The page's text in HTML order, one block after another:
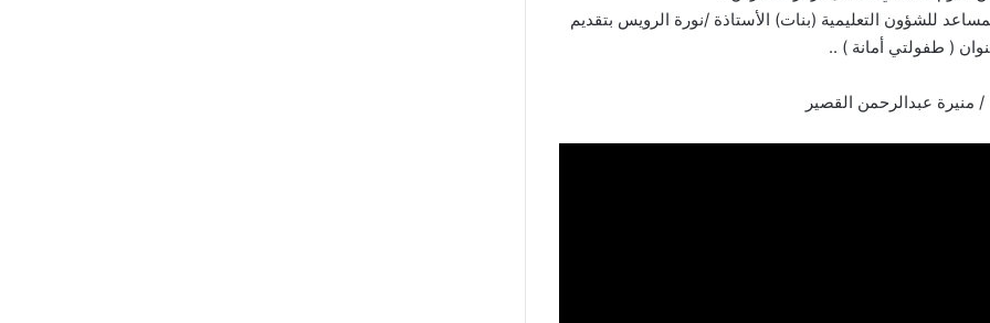
للشؤون التعليمية (بنات) الأستاذة /نورة الرويس بتقديم
( طفولتي أمانة ) ..
/ منيرة عبدالرحمن القصير